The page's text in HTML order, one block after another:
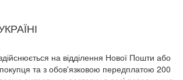
на відділення Нової Пошти або
та з обов'язковою передплатою 200